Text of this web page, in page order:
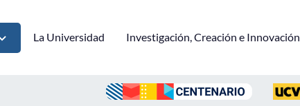
La Universidad Investigación, Creación e Innovación